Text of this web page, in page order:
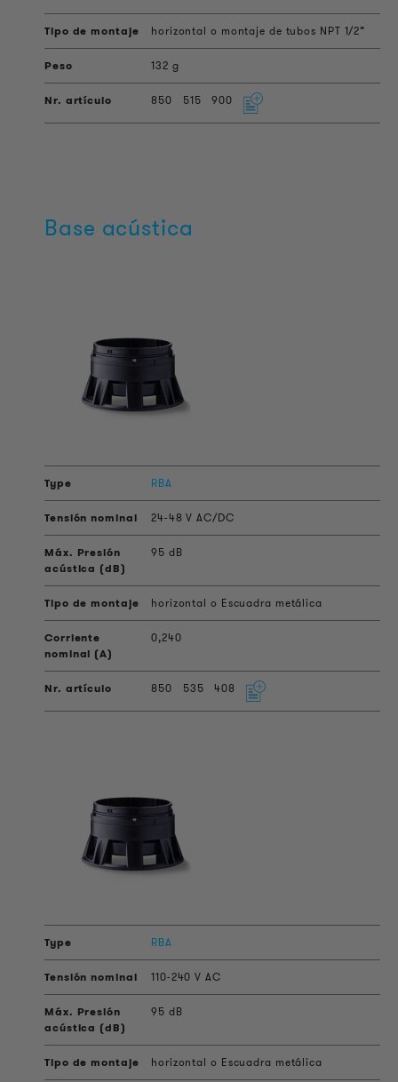
horizontal o montaje de tubos NPT 1/2”
132 g
850 515 900
Base acústica
RBA
24-48 V AC/DC
95 dB
horizontal o Escuadra metálica
0,240
850 535 408
RBA
110-240 V AC
95 dB
horizontal o Escuadra metálica